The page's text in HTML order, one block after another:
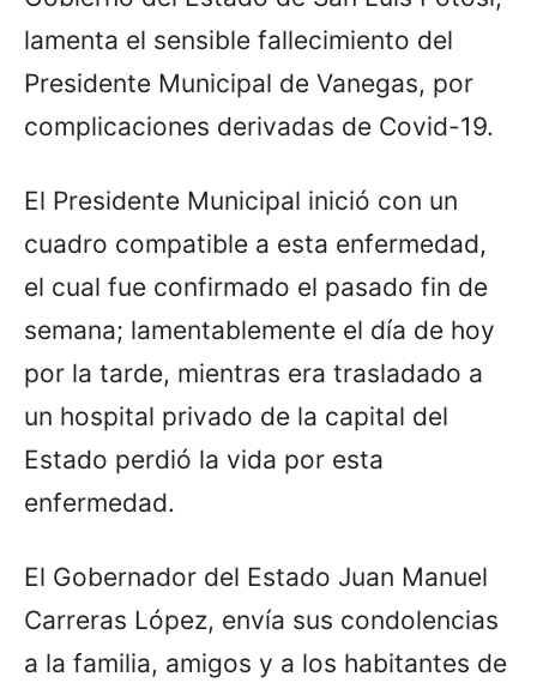
lamenta el sensible fallecimiento del
Presidente Municipal de Vanegas, por
complicaciones derivadas de Covid-19.
El Presidente Municipal inició con un
cuadro compatible a esta enfermedad,
el cual fue confirmado el pasado fin de
semana; lamentablemente el día de hoy
por la tarde, mientras era trasladado a
un hospital privado de la capital del
Estado perdió la vida por esta
enfermedad.
El Gobernador del Estado Juan Manuel
Carreras López, envía sus condolencias
a la familia, amigos y a los habitantes de